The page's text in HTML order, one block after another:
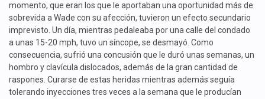
momento, que eran los que le aportaban una oportunidad más de
sobrevida a Wade con su afección, tuvieron un efecto secundario
imprevisto. Un día, mientras pedaleaba por una calle del condado
a unas 15-20 mph, tuvo un síncope, se desmayó. Como
consecuencia, sufrió una concusión que le duró unas semanas, un
hombro y clavícula dislocados, además de la gran cantidad de
raspones. Curarse de estas heridas mientras además seguía
tolerando inyecciones tres veces a la semana que le producían